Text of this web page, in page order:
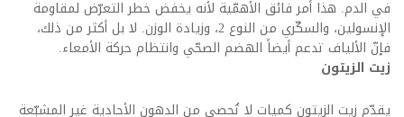
في الدم. هذا أمر فائق الأهمّية لأنه يخفض خطر التعرّض لمقاومة
الإنسولين، والسكّري من النوع 2، وزيادة الوزن. لا بل أكثر من ذلك،
فإنّ الألياف تدعم أيضاً الهضم الصحّي وانتظام حركة الأمعاء.
زيت الزيتون
يقدّم زيت الزيتون كميات لا تُحصى من الدهون الأحادية غير المشبّعة